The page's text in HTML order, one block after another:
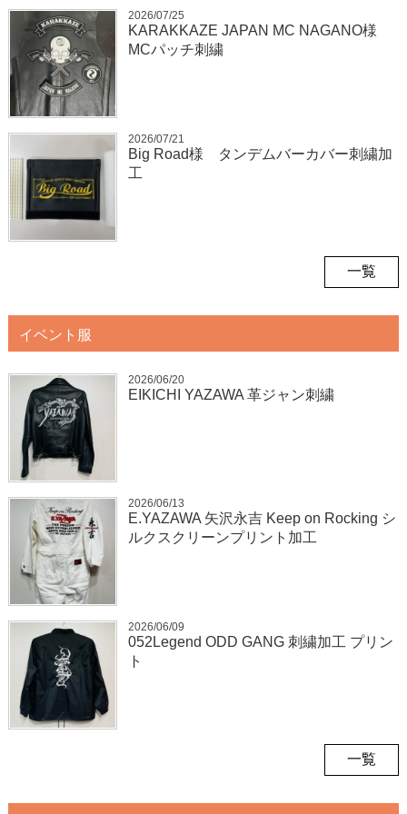
2026/07/25
KARAKKAZE JAPAN MC NAGANO様
MCパッチ刺繍
2026/07/21
Big Road様 タンデムバーカバー刺繍加
工
一覧
イベント服
2026/06/20
EIKICHI YAZAWA 革ジャン刺繍
2026/06/13
E.YAZAWA 矢沢永吉 Keep on Rocking シ
ルクスクリーンプリント加工
2026/06/09
052Legend ODD GANG 刺繍加工 プリン
ト
一覧